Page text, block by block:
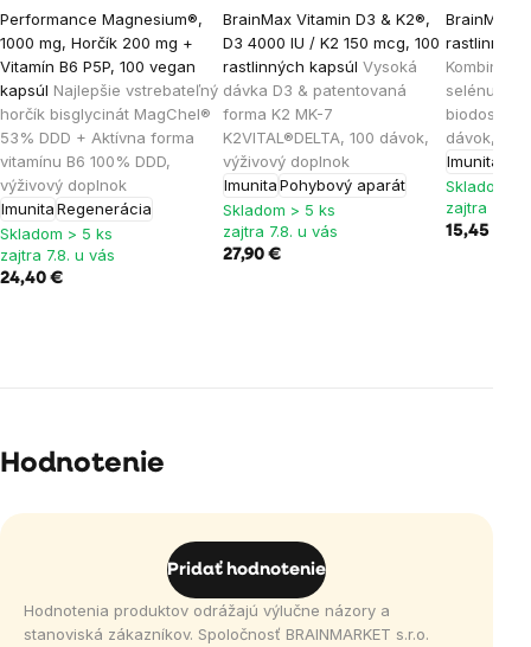
Performance Magnesium®,
1000 mg, Horčík 200 mg +
Vitamín B6 P5P, 100 vegan
kapsúl Najlepšie vstrebateľný
horčík bisglycinát MagChel®
53% DDD + Aktívna forma
vitamínu B6 100% DDD,
výživový doplnok
ImunitaRegenerácia
Skladom > 5 ks
zajtra 7.8. u vás
24,40 €
BrainMax Vitamin D3 & K2®,
D3 4000 IU / K2 150 mcg, 100
rastlinných kapsúl Vysoká
dávka D3 & patentovaná
forma K2 MK-7
K2VITAL®DELTA, 100 dávok,
výživový doplnok
ImunitaPohybový aparát
Skladom > 5 ks
zajtra 7.8. u vás
27,90 €
BrainMax
rastlinných
selénu vo
dávok,
Imunita
Skladom >
zajtra 7.8.
15,45 €
Hodnotenie
Pridať hodnotenie
Hodnotenia produktov odrážajú výlučne názory a
stanoviská zákazníkov. Spoločnosť BRAINMARKET s.r.o.